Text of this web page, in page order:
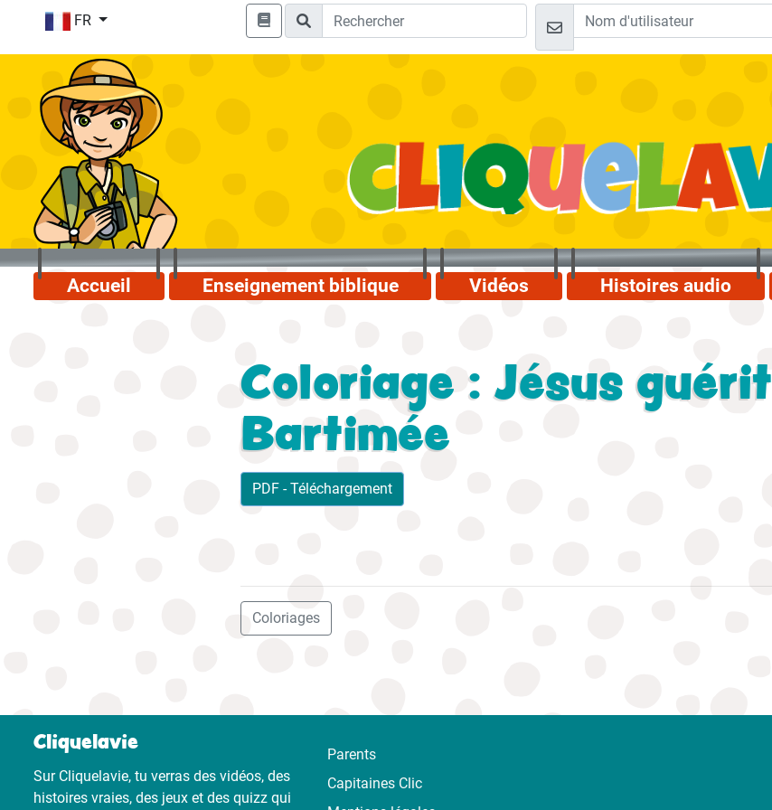
FR
Accueil Enseignement biblique Vidéos Histoires audio
Coloriage : Jésus guérit
Bartimée
PDF - Téléchargement
Coloriages
Cliquelavie
Sur Cliquelavie, tu verras des vidéos, des
histoires vraies, des jeux et des quizz qui
Parents
Capitaines Clic